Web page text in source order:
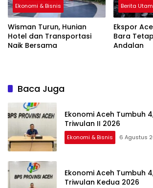
Ekonomi & Bisnis
Wisman Turun, Hunian
Hotel dan Transportasi
Naik Bersama
Berita
Ekspor
Bara
Andalan
Baca Juga
Ekonomi Aceh Tumbuh
Triwulan II 2026
Ekonomi & Bisnis 6 Agustus
Ekonomi Aceh Tumbuh
Triwulan Kedua 2026